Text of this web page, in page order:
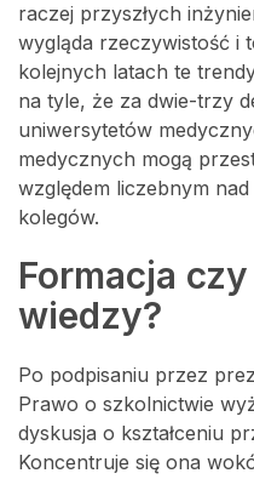
raczej przyszłych
wygląda rzeczywistość i
kolejnych latach te
na tyle, że za dwie-trzy
uniwersytetów
medycznych mogą
względem liczebnym
kolegów.
Formacja
wiedzy?
Po podpisaniu przez
Prawo o szkolnictwie
dyskusja o kształceniu
Koncentruje się ona